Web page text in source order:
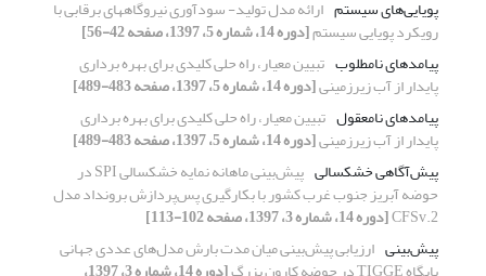
پویایی‌های سیستم ارائه مدل تولید- سودآوری نیروگاههای برقابی با
رویکرد پویایی سیستم[دوره 14، شماره 5، 1397، صفحه 42-56]
پیامدهای نامطلوب تبیین معیار، راه حلی کلیدی‏ برای بهره‏ برداری
پایدار از آب‏ زیرزمینی[دوره 14، شماره 5، 1397، صفحه 483-489]
پیامدهای نامعقول تبیین معیار، راه حلی کلیدی‏ برای بهره‏ برداری
پایدار از آب‏ زیرزمینی[دوره 14، شماره 5، 1397، صفحه 483-489]
پیش‌آگاهی خشکسالی
پیش‌بینی ماهانه نمایه خشکسالی SPI در
حوضه آبریز جنوب غرب کشور با بکارگیری پس‌پردازش برونداد مدل
CFSv.2[دوره 14، شماره 3، 1397، صفحه 102-113]
پیش‌بینی ارزیابی پیش‌بینی میان مدت بارش مدل‌های عددی جهانی